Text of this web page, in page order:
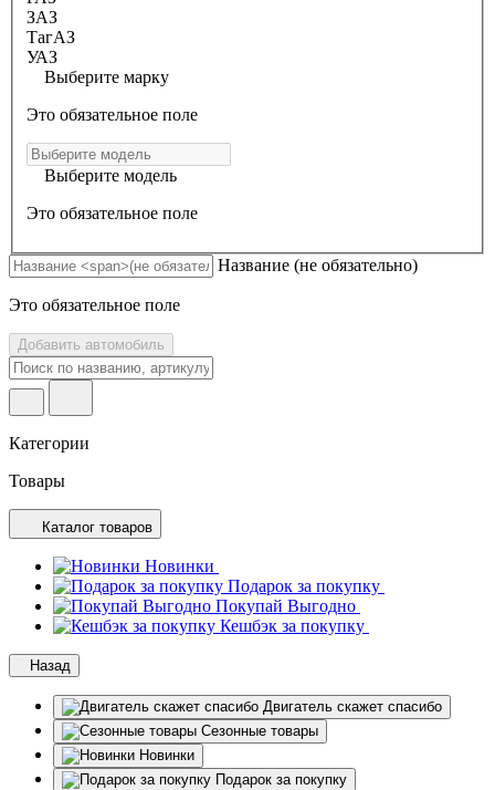
ЗАЗ
ТагАЗ
УАЗ
Выберите марку
Это обязательное поле
Выберите модель
Это обязательное поле
Название (не обязательно)
Это обязательное поле
Добавить автомобиль
Категории
Товары
Каталог товаров
Новинки
Подарок за покупку
Покупай Выгодно
Кешбэк за покупку
Назад
Двигатель скажет спасибо
Сезонные товары
Новинки
Подарок за покупку